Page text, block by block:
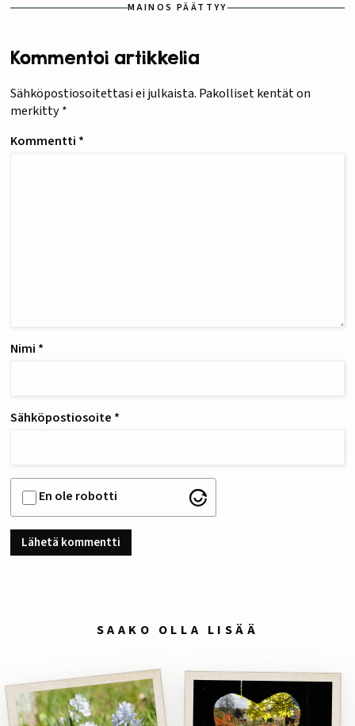
MAINOS PÄÄTTYY
Kommentoi artikkelia
Sähköpostiosoitettasi ei julkaista. Pakolliset kentät on
merkitty*
Kommentti *
Nimi *
Sähköpostiosoite *
En ole robotti
SAAKO OLLA LISÄÄ